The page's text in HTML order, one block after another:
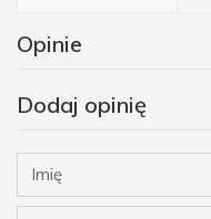
Opinie
Dodaj opinię